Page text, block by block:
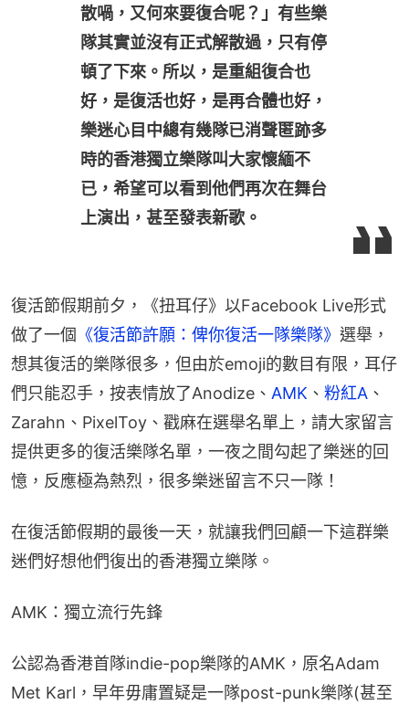
散喎，又何來要復合呢？」有些樂
隊其實並沒有正式解散過，只有停
頓了下來。所以，是重組復合也
好，是復活也好，是再合體也好，
樂迷心目中總有幾隊已消聲匿跡多
時的香港獨立樂隊叫大家懷緬不
已，希望可以看到他們再次在舞台
上演出，甚至發表新歌。
復活節假期前夕，《扭耳仔》以Facebook Live形式
做了一個 《復活節許願：俾你復活一隊樂隊》 選舉，
想其復活的樂隊很多，但由於emoji的數目有限，耳仔
們只能忍手，按表情放了Anodize、 AMK 、 粉紅A 、
Zarahn、PixelToy、戳麻在選舉名單上，請大家留言
提供更多的復活樂隊名單，一夜之間勾起了樂迷的回
憶，反應極為熱烈，很多樂迷留言不只一隊！
在復活節假期的最後一天，就讓我們回顧一下這群樂
迷們好想他們復出的香港獨立樂隊。
AMK：獨立流行先鋒
公認為香港首隊indie-pop樂隊的AMK，原名Adam
Met Karl，早年毋庸置疑是一隊post-punk樂隊(甚至